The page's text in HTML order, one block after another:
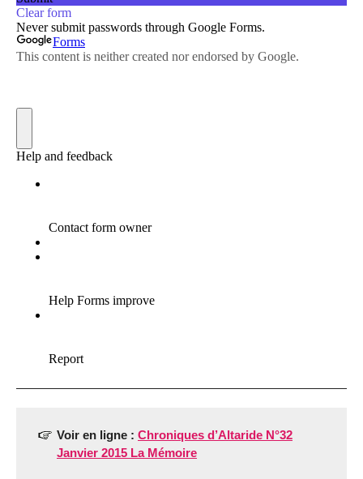
Voir en ligne : Chroniques d’Altaride N°32
Janvier 2015 La Mémoire